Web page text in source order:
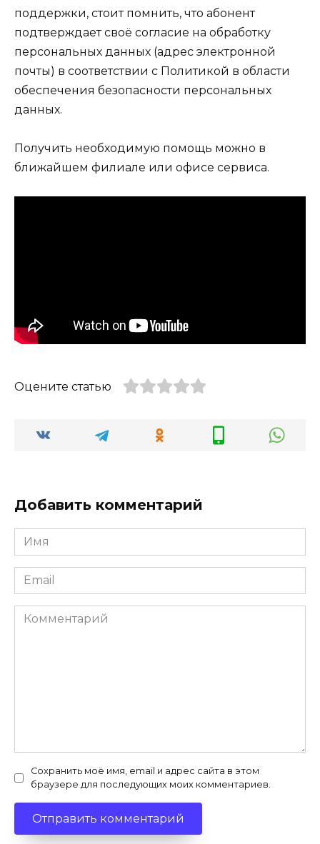
поддержки, стоит помнить, что абонент
подтверждает своё согласие на обработку
персональных данных (адрес электронной
почты) в соответствии с Политикой в области
обеспечения безопасности персональных
данных.
Получить необходимую помощь можно в
ближайшем филиале или офисе сервиса.
Оцените статью
Добавить комментарий
Имя
*
Email
*
Комментарий
Сохранить моё имя, email и адрес сайта в этом
браузере для последующих моих комментариев.